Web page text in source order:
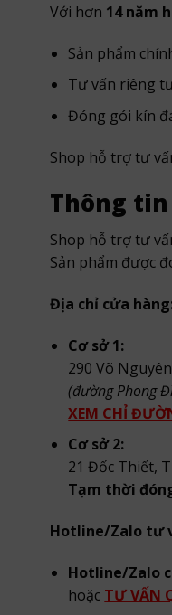
Với hơn 14 năm
Sản phẩm
Tư vấn riêng
Đóng gói kín
Shop hỗ trợ tư
Thông
Shop hỗ trợ tư
Sản phẩm được
Địa chỉ cửa
Cơ sở 1:
290 Võ
(đường Phong
XEM CHỈ
Cơ sở 2:
21 Đốc Thiết,
Tạm thời
Hotline/Zalo tư
Hotline/Zalo
hoặc TƯ VẤN